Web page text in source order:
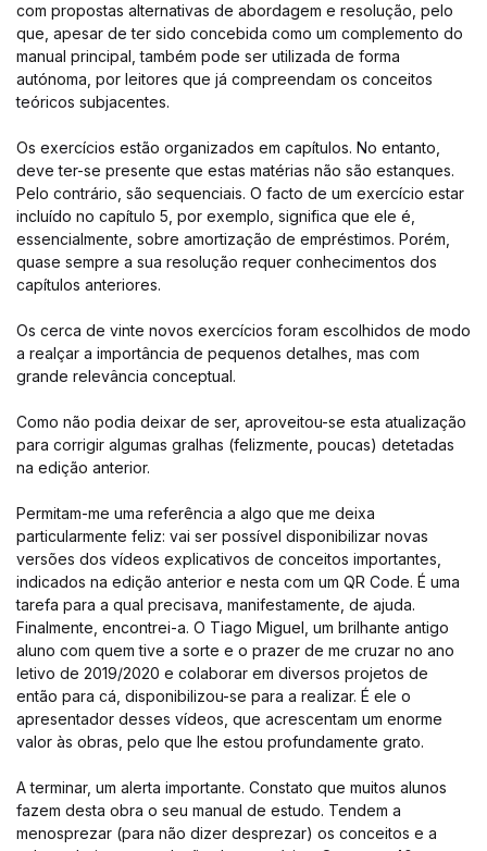
com propostas alternativas de abordagem e resolução, pelo
que, apesar de ter sido concebida como um complemento do
manual principal, também pode ser utilizada de forma
autónoma, por leitores que já compreendam os conceitos
teóricos subjacentes.
Os exercícios estão organizados em capítulos. No entanto,
deve ter-se presente que estas matérias não são estanques.
Pelo contrário, são sequenciais. O facto de um exercício estar
incluído no capítulo 5, por exemplo, significa que ele é,
essencialmente, sobre amortização de empréstimos. Porém,
quase sempre a sua resolução requer conhecimentos dos
capítulos anteriores.
Os cerca de vinte novos exercícios foram escolhidos de modo
a realçar a importância de pequenos detalhes, mas com
grande relevância conceptual.
Como não podia deixar de ser, aproveitou-se esta atualização
para corrigir algumas gralhas (felizmente, poucas) detetadas
na edição anterior.
Permitam-me uma referência a algo que me deixa
particularmente feliz: vai ser possível disponibilizar novas
versões dos vídeos explicativos de conceitos importantes,
indicados na edição anterior e nesta com um QR Code. É uma
tarefa para a qual precisava, manifestamente, de ajuda.
Finalmente, encontrei-a. O Tiago Miguel, um brilhante antigo
aluno com quem tive a sorte e o prazer de me cruzar no ano
letivo de 2019/2020 e colaborar em diversos projetos de
então para cá, disponibilizou-se para a realizar. É ele o
apresentador desses vídeos, que acrescentam um enorme
valor às obras, pelo que lhe estou profundamente grato.
A terminar, um alerta importante. Constato que muitos alunos
fazem desta obra o seu manual de estudo. Tendem a
menosprezar (para não dizer desprezar) os conceitos e a